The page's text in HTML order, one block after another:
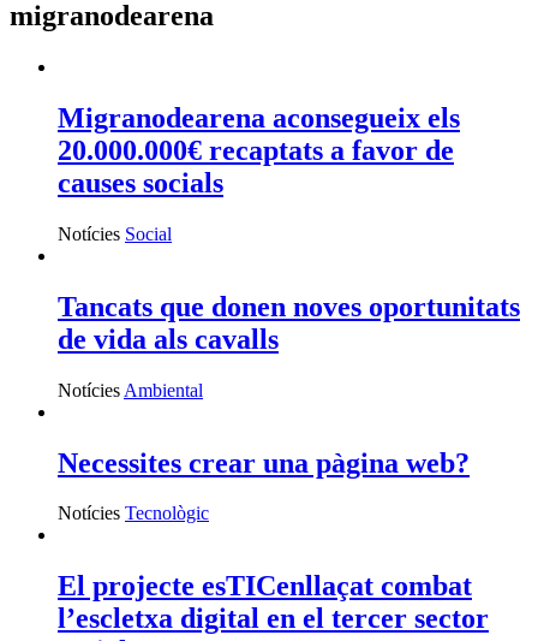
migranodearena
Migranodearena aconsegueix els
20.000.000€ recaptats a favor de
causes socials
Notícies Social
Tancats que donen noves oportunitats
de vida als cavalls
Notícies Ambiental
Necessites crear una pàgina web?
Notícies Tecnològic
El projecte esTICenllaçat combat
l’escletxa digital en el tercer sector